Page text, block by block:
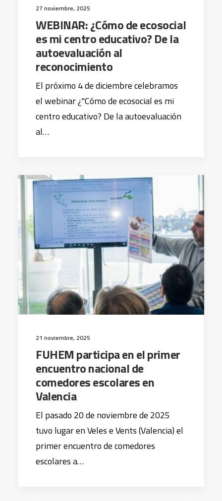
27 noviembre, 2025
WEBINAR: ¿Cómo de ecosocial
es mi centro educativo? De la
autoevaluación al
reconocimiento
El próximo 4 de diciembre celebramos
el webinar ¿"Cómo de ecosocial es mi
centro educativo? De la autoevaluación
al…
21 noviembre, 2025
FUHEM participa en el primer
encuentro nacional de
comedores escolares en
Valencia
El pasado 20 de noviembre de 2025
tuvo lugar en Veles e Vents (Valencia) el
primer encuentro de comedores
escolares a…